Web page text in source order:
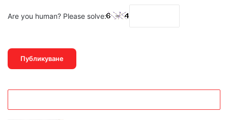
Are you human? Please solve: